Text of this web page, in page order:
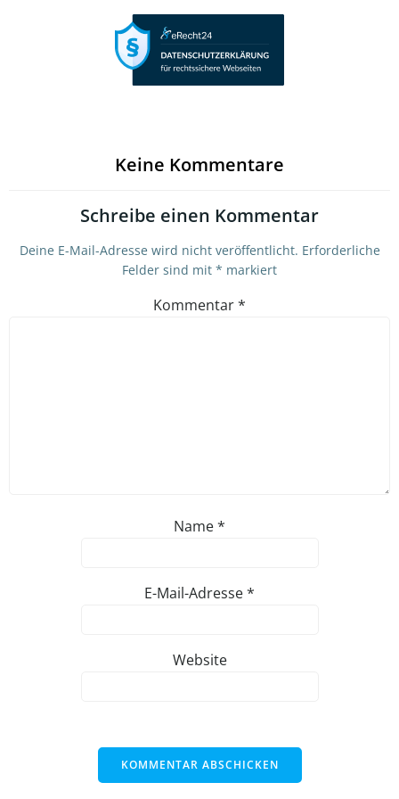
Keine Kommentare
Schreibe einen Kommentar
Deine E-Mail-Adresse wird nicht veröffentlicht. Erforderliche
Felder sind mit * markiert
Kommentar*
Name*
E-Mail-Adresse*
Website